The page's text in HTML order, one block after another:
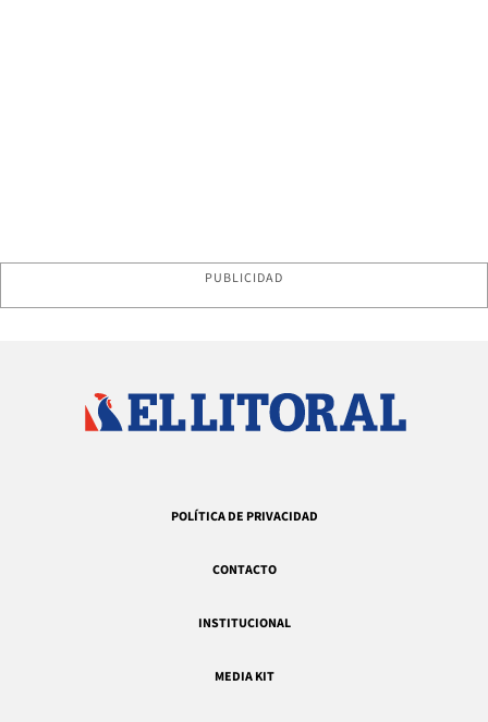
PUBLICIDAD
POLÍTICA DE PRIVACIDAD
CONTACTO
INSTITUCIONAL
MEDIA KIT